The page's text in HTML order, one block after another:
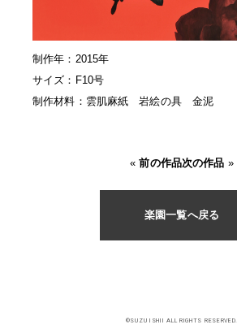
制作年：2015年
サイズ：F10号
制作材料：雲肌麻紙 岩絵の具 金泥
«前の作品次の作品 »
楽園一覧へ戻る
©SUZU ISHII ALL RIGHTS RESERVED.